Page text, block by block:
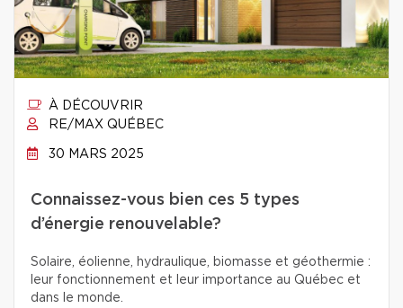
À DÉCOUVRIR
RE/MAX QUÉBEC
30 MARS 2025
Connaissez-vous bien ces 5 types
d’énergie renouvelable?
Solaire, éolienne, hydraulique, biomasse et géothermie :
leur fonctionnement et leur importance au Québec et
dans le monde.